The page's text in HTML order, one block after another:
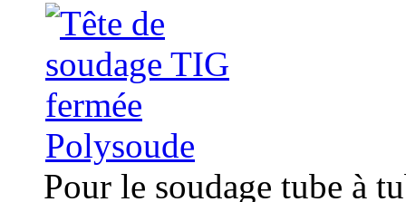
Pour le soudage tube à